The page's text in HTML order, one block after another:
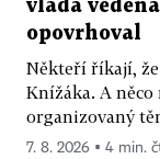
vláda
opovrhoval
Někteří říkají,
Knížáka. A
organizovaný
7. 8. 2026 ▪ 4 min.